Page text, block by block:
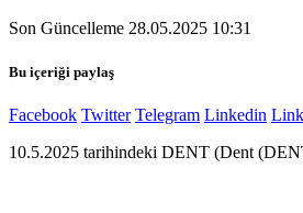
Son Güncelleme 28.05.2025 10:31
Bu içeriği paylaş
Facebook Twitter Telegram Linkedin
10.5.2025 tarihindeki DENT (Dent